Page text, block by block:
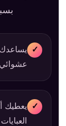
✓
✓ يعطيك